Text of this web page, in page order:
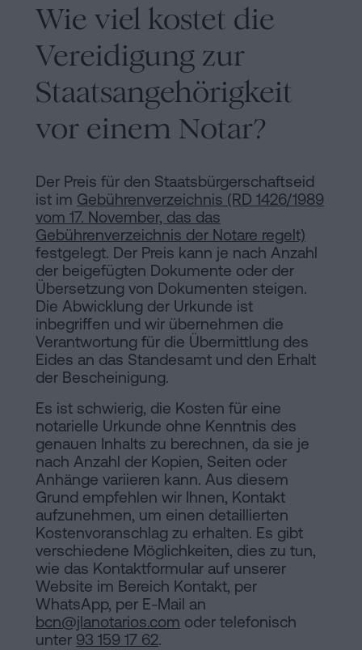
Wie viel kostet die
Vereidigung zur
Staatsangehörigkeit
vor einem Notar?
Der Preis für den Staatsbürgerschaftseid
ist im Gebührenverzeichnis (RD 1426/1989
vom 17. November, das das
Gebührenverzeichnis der Notare regelt)
festgelegt. Der Preis kann je nach Anzahl
der beigefügten Dokumente oder der
Übersetzung von Dokumenten steigen.
Die Abwicklung der Urkunde ist
inbegriffen und wir übernehmen die
Verantwortung für die Übermittlung des
Eides an das Standesamt und den Erhalt
der Bescheinigung.
Es ist schwierig, die Kosten für eine
notarielle Urkunde ohne Kenntnis des
genauen Inhalts zu berechnen, da sie je
nach Anzahl der Kopien, Seiten oder
Anhänge variieren kann. Aus diesem
Grund empfehlen wir Ihnen, Kontakt
aufzunehmen, um einen detaillierten
Kostenvoranschlag zu erhalten. Es gibt
verschiedene Möglichkeiten, dies zu tun,
wie das Kontaktformular auf unserer
Website im Bereich Kontakt, per
WhatsApp, per E-Mail an
bcn@jlanotarios.com oder telefonisch
unter 93 159 17 62.